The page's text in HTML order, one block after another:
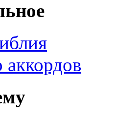
аккордов